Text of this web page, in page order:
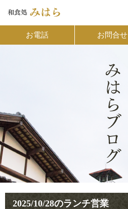
お電話 お問合せ
2025/10/28のランチ営業